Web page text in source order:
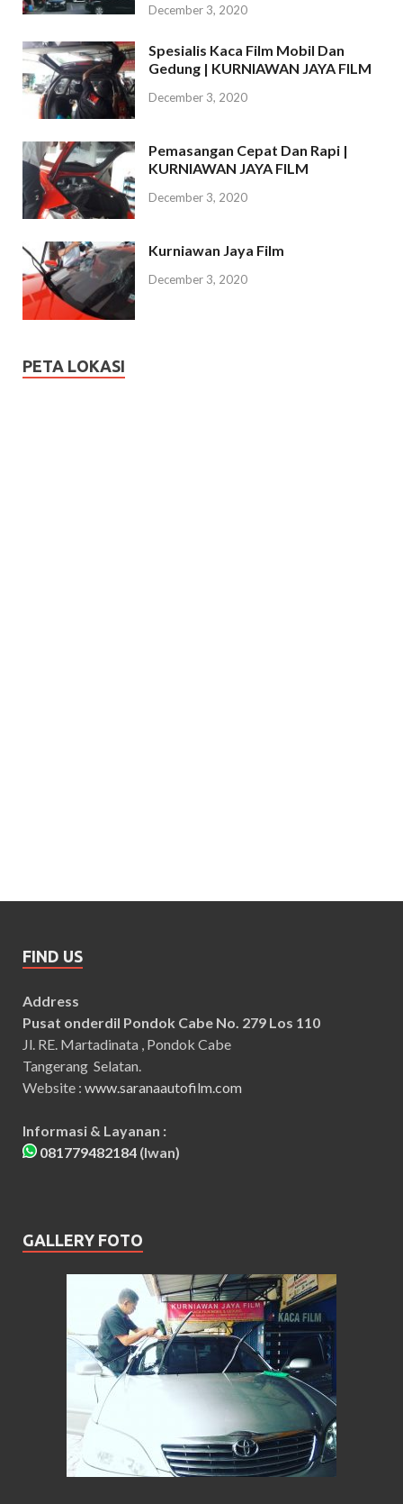
December 3, 2020
Spesialis Kaca Film Mobil Dan
Gedung | KURNIAWAN JAYA FILM
December 3, 2020
Pemasangan Cepat Dan Rapi |
KURNIAWAN JAYA FILM
December 3, 2020
Kurniawan Jaya Film
December 3, 2020
PETA LOKASI
FIND US
Address
Pusat onderdil Pondok Cabe No. 279 Los 110
Jl. RE. Martadinata , Pondok Cabe
Tangerang Selatan.
Website : www.saranaautofilm.com
Informasi & Layanan :
081779482184 (Iwan)
GALLERY FOTO